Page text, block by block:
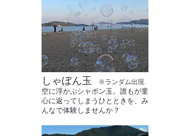
しゃぼん玉 ※ランダム出現
空に浮かぶシャボン玉。誰もが童
心に返ってしまうひとときを、み
んなで体験しませんか？